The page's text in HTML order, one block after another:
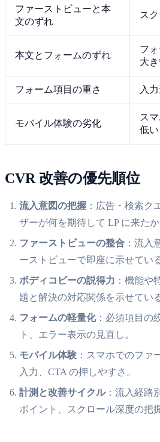
ファーストビューと本
文のずれ
ス
本文とフォームのずれ
フ
大
フォーム項目の重さ 入
モバイル体験の劣化
ス
低い
CVR 改善の優先順位
流入意図の把握 ：広告・検索ク
ザーが何を期待して LP に来たか
ファーストビューの整合 ：流入
ーストビューで即座に示せてい
ボディコピーの説得力 ：機能や
題と解決の対応関係を示せてい
フォームの軽量化：必須項目の
ト、エラー表示の見直し。
モバイル体験 ：スマホでのファ
入力、CTA の押しやすさ。
計測と改善サイクル：流入経路
ポイント、スクロール深度の把握